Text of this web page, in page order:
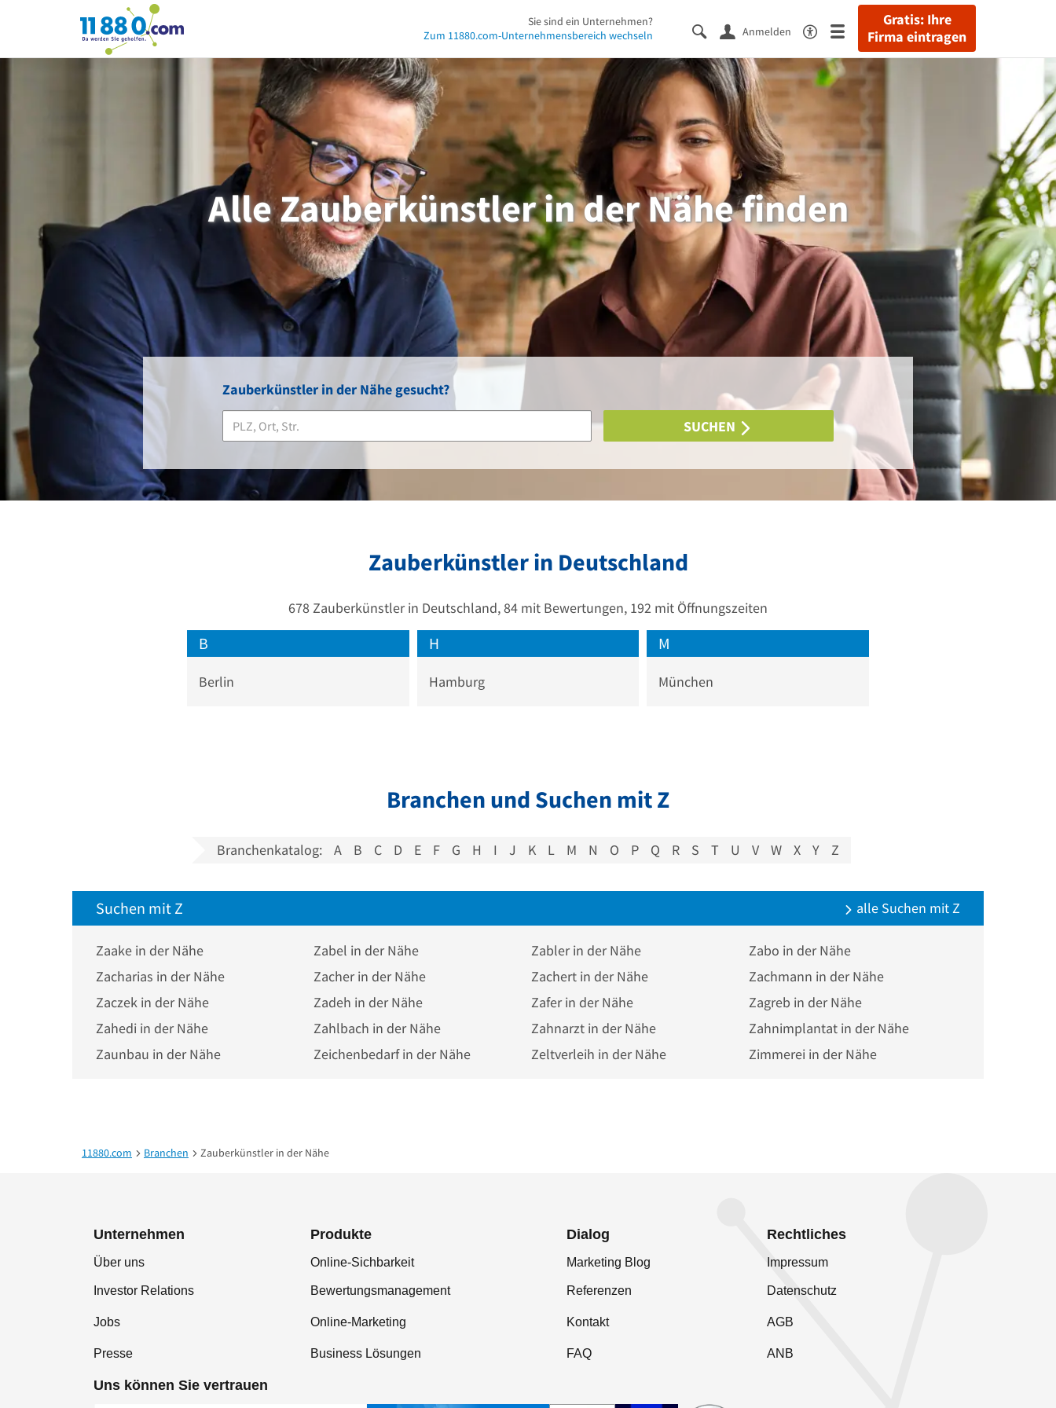
11880.com
Gratis: Ihre
Firma eintragen
Anmelden
Sie sind ein Unternehmen?
Zum 11880.com-Unternehmensbereich wechseln
Zauberkünstler in der Nähe gesucht?
SUCHEN
Alle Zauberkünstler in der Nähe finden
Zauberkünstler in Deutschland
678 Zauberkünstler in Deutschland, 84 mit Bewertungen, 192 mit Öffnungszeiten
B
Berlin
H
Hamburg
M
München
Branchen und Suchen mit Z
Branchenkatalog: A B C D E F G H I J K L M N O P Q R S T U V W X Y Z
Suchen mit Z alle Suchen mit Z
Zaake in der Nähe Zabel in der Nähe Zabler in der Nähe
Zabo in der Nähe
Zacharias in der Nähe
Zacher in der Nähe Zachert in der Nähe
Zachmann in der Nähe
Zaczek in der Nähe
Zadeh in der Nähe Zafer in der Nähe
Zagreb in der Nähe
Zahedi in der Nähe
Zahlbach in der Nähe Zahnarzt in der Nähe
Zahnimplantat in der Nähe
Zaunbau in der Nähe
Zeichenbedarf in der Nähe Zeltverleih in der Nähe Zimmerei in der Nähe
11880.com Branchen Zauberkünstler in der Nähe
Unternehmen
Über uns
Investor Relations
Jobs
Presse
Produkte
Online-Sichbarkeit
Bewertungsmanagement
Online-Marketing
Business Lösungen
Dialog
Marketing Blog
Referenzen
Kontakt
FAQ
Rechtliches
Impressum
Datenschutz
AGB
ANB
Uns können Sie vertrauen